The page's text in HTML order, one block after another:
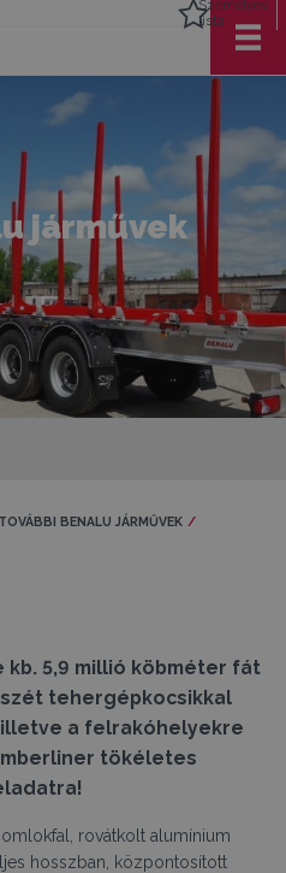
Személyes
lista
járművek
TOVÁBBI BENALU JÁRMŰVEK
kb. 5,9 millió köbméter fát
tehergépkocsikkal
illetve a felrakóhelyekre
tökéletes
rovátkolt alumínium
hosszban, központosított